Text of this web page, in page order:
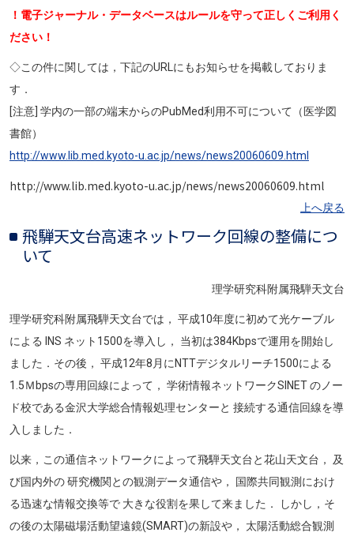
！電子ジャーナル・データベースはルールを守って正しくご利用く
ださい！
◇この件に関しては，下記のURLにもお知らせを掲載しておりま
す．
[注意] 学内の一部の端末からのPubMed利用不可について（医学図
書館）
http://www.lib.med.kyoto-u.ac.jp/news/news20060609.html
http://www.lib.med.kyoto-u.ac.jp/news/news20060609.html
上へ戻る
飛騨天文台高速ネットワーク回線の整備につ
いて
理学研究科附属飛騨天文台
理学研究科附属飛騨天文台では， 平成10年度に初めて光ケーブル
による INS ネット1500を導入し， 当初は384Kbpsで運用を開始し
ました．その後， 平成12年8月にNTTデジタルリーチ1500による
1.5Ｍbpsの専用回線によって， 学術情報ネットワークSINET のノー
ド校である金沢大学総合情報処理センターと 接続する通信回線を導
入しました．
以来，この通信ネットワークによって飛騨天文台と花山天文台， 及
び国内外の 研究機関との観測データ通信や， 国際共同観測におけ
る迅速な情報交換等で 大きな役割を果して来ました． しかし，そ
の後の太陽磁場活動望遠鏡(SMART)の新設や， 太陽活動総合観測